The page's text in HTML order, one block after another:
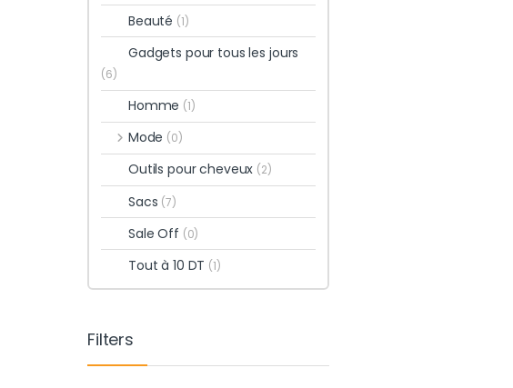
Beauté (1)
Gadgets pour tous les jours
(6)
Homme (1)
Mode (0)
Outils pour cheveux (2)
Sacs (7)
Sale Off (0)
Tout à 10 DT (1)
Filters